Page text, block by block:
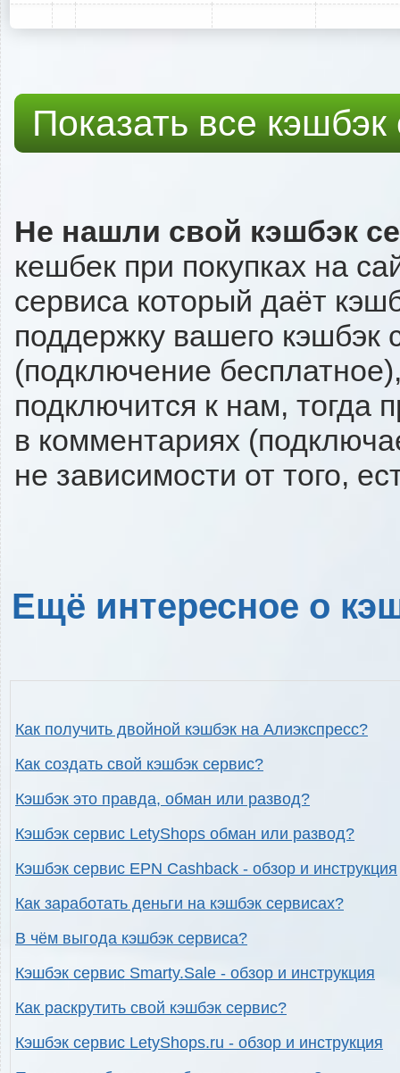
Показать все
Не нашли свой кэшбэк
кешбек при покупках на
сервиса который даёт
поддержку вашего кэшбэк
(подключение
подключится к нам, тогда
в комментариях
не зависимости от того,
Ещё интересное о
Как получить двойной кэшбэк на Алиэкспресс?
Как создать свой кэшбэк сервис?
Кэшбэк это правда, обман или развод?
Кэшбэк сервис LetyShops обман или развод?
Кэшбэк сервис EPN Cashback - обзор и инструкция
Как заработать деньги на кэшбэк сервисах?
В чём выгода кэшбэк сервиса?
Кэшбэк сервис Smarty.Sale - обзор и инструкция
Как раскрутить свой кэшбэк сервис?
Кэшбэк сервис LetyShops.ru - обзор и инструкция